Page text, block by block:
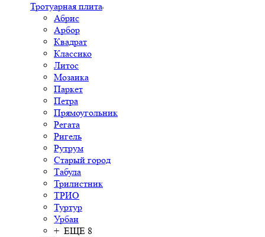
Тротуарная плита
Абрис
Арбор
Квадрат
Классико
Литос
Мозаика
Паркет
Петра
Прямоугольник
Регата
Ригель
Рутрум
Старый город
Табула
Трилистник
ТРИО
Туртур
Урбан
+ ЕЩЕ 8